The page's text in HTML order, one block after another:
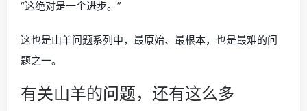
“这绝对是一个进步。”
这也是山羊问题系列中，最原始、最根本，也是最难的问
题之一。
有关山羊的问题，还有这么多